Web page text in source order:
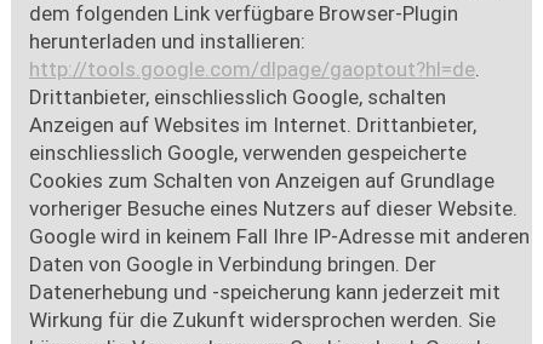
dem folgenden Link verfügbare Browser-Plugin
herunterladen und installieren:
http://tools.google.com/dlpage/gaoptout?hl=de.
Drittanbieter, einschliesslich Google, schalten
Anzeigen auf Websites im Internet. Drittanbieter,
einschliesslich Google, verwenden gespeicherte
Cookies zum Schalten von Anzeigen auf Grundlage
vorheriger Besuche eines Nutzers auf dieser Website.
Google wird in keinem Fall Ihre IP-Adresse mit anderen
Daten von Google in Verbindung bringen. Der
Datenerhebung und -speicherung kann jederzeit mit
Wirkung für die Zukunft widersprochen werden. Sie